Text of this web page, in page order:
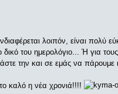
λοιπόν, είναι
δικό του ημερολόγιο... Ή για
την και σε εμάς να πάρουμε
καλό η νέα χρονιά!!!!